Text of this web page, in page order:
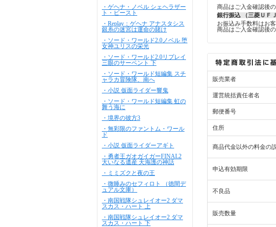
・ゲヘナ・ノベル シェヘラザー
ト・ビースト
・Replay：ゲヘナ アナスタシス
銀糸の迷宮は運命の賭け
・ソード・ワールド2.0ノベル 堕
女神ユリスの栄光
・ソード・ワールド2.0リプレイ
三眼のサーペント 下
・ソード・ワールド短編集 スチ
ャラカ冒険隊、南へ
・小説 仮面ライダー響鬼
・ソード・ワールド短編集 虹の
舞う海に
・境界の彼方3
・無彩限のファントム・ワール
ド
・小説 仮面ライダーアギト
・勇者王ガオガイガーFINAL2
大いなる遺産 天海護の神話
・ミミズクと夜の王
・微睡みのセフィロト （徳間デ
ュアル文庫）
・南国戦隊シュレイオー2 ダマ
スカス・ハート 上
・南国戦隊シュレイオー2 ダマ
スカス・ハート 下
商品はご入金確認後
銀行振込 （三菱ＵＦ
お振込み手数料はお
商品はご入金確認後
販売業者
運営統括責任者名
郵便番号
住所
商品代金以外の料金の
申込有効期限
不良品
販売数量